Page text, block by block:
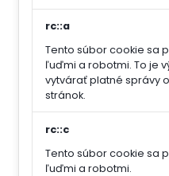
rc::a
Tento súbor cookie sa
ľuďmi a robotmi. To je
vytvárať platné správy
stránok.
rc::c
Tento súbor cookie sa
ľuďmi a robotmi.